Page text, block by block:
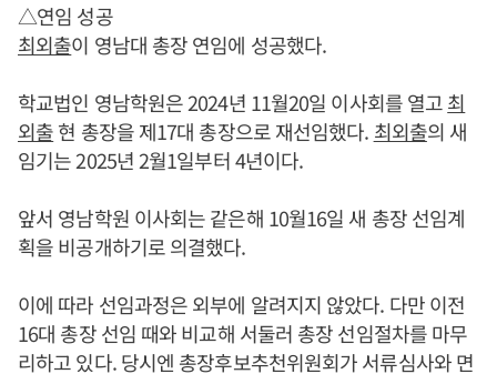
△연임 성공
최외출이 영남대 총장 연임에 성공했다.
학교법인 영남학원은 2024년 11월20일 이사회를 열고최
외출현 총장을 제17대 총장으로 재선임했다. 최외출의 새
임기는 2025년 2월1일부터 4년이다.
앞서 영남학원 이사회는 같은해 10월16일 새 총장 선임계
획을 비공개하기로 의결했다.
이에 따라 선임과정은 외부에 알려지지 않았다. 다만 이전
16대 총장 선임 때와 비교해 서둘러 총장 선임절차를 마무
리하고 있다. 당시엔 총장후보추천위원회가 서류심사와 면